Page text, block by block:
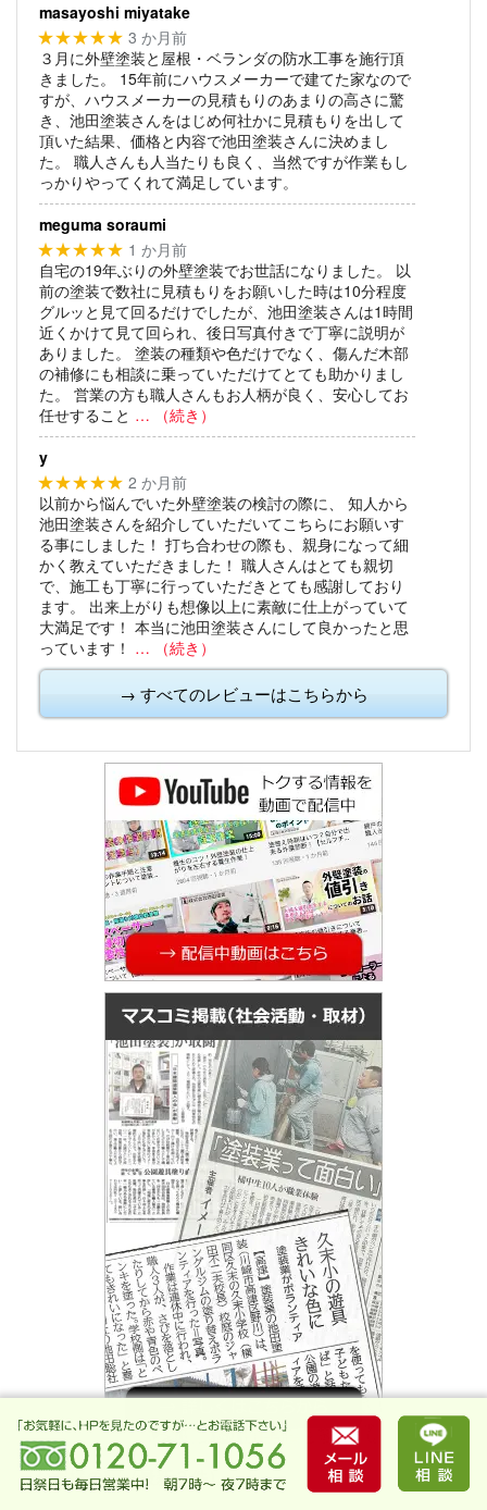
masayoshi miyatake
★★★★★ 3 か月前
３月に外壁塗装と屋根・ベランダの防水工事を施行頂
きました。
15年前にハウスメーカーで建てた家なので
すが、ハウスメーカーの見積もりのあまりの高さに驚
き、池田塗装さんをはじめ何社かに見積もりを出して
頂いた結果、価格と内容で池田塗装さんに決めまし
た。
職人さんも人当たりも良く、当然ですが作業もし
っかりやってくれて満足しています。
meguma soraumi
★★★★★ 1 か月前
自宅の19年ぶりの外壁塗装でお世話になりました。
以
前の塗装で数社に見積もりをお願いした時は10分程度
グルッと見て回るだけでしたが、池田塗装さんは1時間
近くかけて見て回られ、後日写真付きで丁寧に説明が
ありました。
塗装の種類や色だけでなく、傷んだ木部
の補修にも相談に乗っていただけてとても助かりまし
た。
営業の方も職人さんもお人柄が良く、安心してお
任せすること … （続き）
y
★★★★★ 2 か月前
以前から悩んでいた外壁塗装の検討の際に、
知人から
池田塗装さんを紹介していただいてこちらにお願いす
る事にしました！ 打ち合わせの際も、親身になって細
かく教えていただきました！ 職人さんはとても親切
で、施工も丁寧に行っていただきとても感謝しており
ます。
出来上がりも想像以上に素敵に仕上がっていて
大満足です！ 本当に池田塗装さんにして良かったと思
っています！ … （続き）
→ すべてのレビューはこちらから
お客様の声（最新３件）